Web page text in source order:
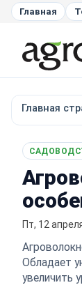
Главная
Главная
Пт, 12
Обладает
увеличить